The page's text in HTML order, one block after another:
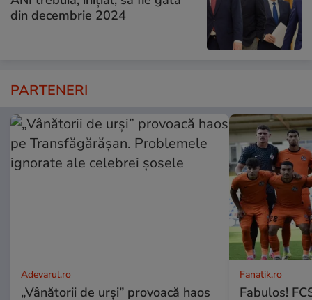
din decembrie 2024
PARTENERI
Adevarul.ro
„Vânătorii de urși” provoacă haos
Fanatik.ro
Fabulos!